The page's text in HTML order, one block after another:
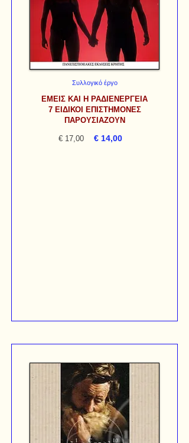
Συλλογικό έργο
ΕΜΕΙΣ ΚΑΙ Η ΡΑΔΙΕΝΕΡΓΕΙΑ
7 ΕΙΔΙΚΟΙ ΕΠΙΣΤΗΜΟΝΕΣ
ΠΑΡΟΥΣΙΑΖΟΥΝ
€ 17,00 € 14,00